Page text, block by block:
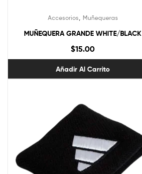
Accesorios Muñequeras
MUÑEQUERA GRANDE WHITE/BLACK
$15.00
Añadir Al Carrito